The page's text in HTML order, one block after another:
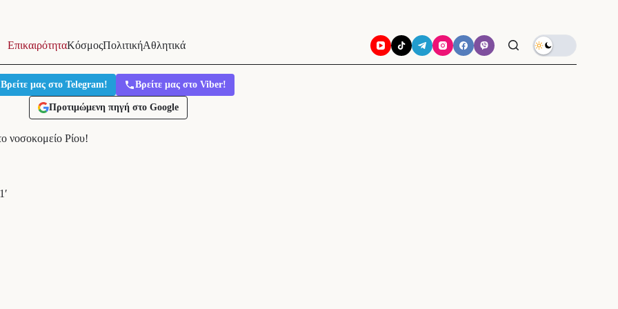
ΕπικαιρότηταΚόσμοςΠολιτικήΑθλητικά
Βρείτε μας στο Telegram! Βρείτε μας στο Viber!
Προτιμώμενη πηγή στο Google
νοσοκομείο Ρίου!
1′